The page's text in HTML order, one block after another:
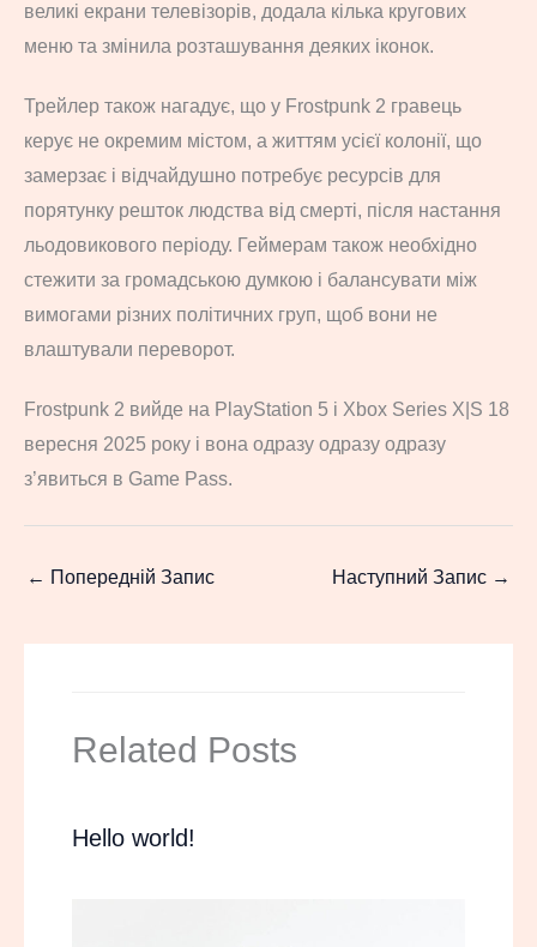
великі екрани телевізорів, додала кілька кругових
меню та змінила розташування деяких іконок.
Трейлер також нагадує, що у Frostpunk 2 гравець
керує не окремим містом, а життям усієї колонії, що
замерзає і відчайдушно потребує ресурсів для
порятунку решток людства від смерті, після настання
льодовикового періоду. Геймерам також необхідно
стежити за громадською думкою і балансувати між
вимогами різних політичних груп, щоб вони не
влаштували переворот.
Frostpunk 2 вийде на PlayStation 5 і Xbox Series X|S 18
вересня 2025 року і вона одразу одразу одразу
з’явиться в Game Pass.
← Попередній Запис Наступний Запис →
Related Posts
Hello world!